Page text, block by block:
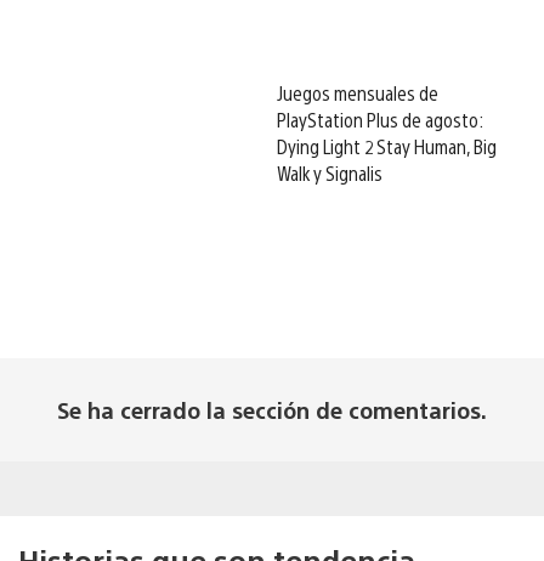
Juegos mensuales de
PlayStation Plus de agosto:
Dying Light 2 Stay Human, Big
Walk y Signalis
Se ha cerrado la sección de comentarios.